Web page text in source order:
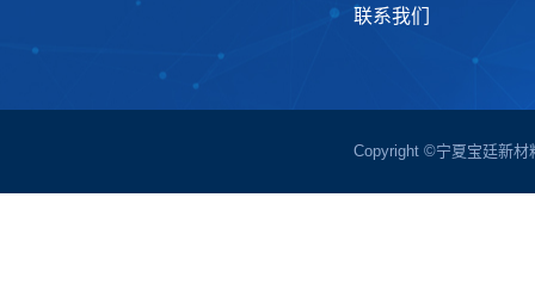
联系我们
Copyright ©宁夏宝廷新材